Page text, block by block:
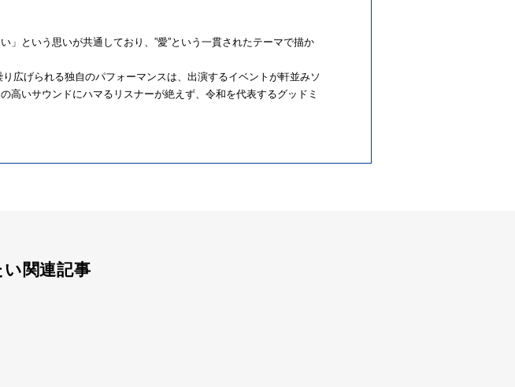
」という思いが共通しており、”愛”という一貫されたテーマで描か
広げられる独自のパフォーマンスは、出演するイベントが軒並みソ
高いサウンドにハマるリスナーが絶えず、令和を代表するグッドミ
関連記事